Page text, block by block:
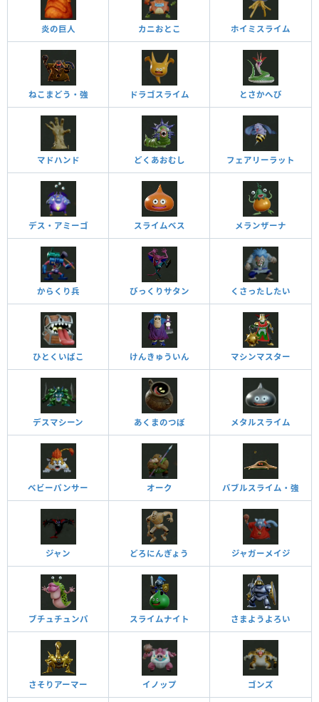
炎の巨人 カニおとこ ホイミスライム
ねこまどう・強 ドラゴスライム とさかへび
マドハンド どくあおむし フェアリーラット
デス・アミーゴ スライムベス メランザーナ
からくり兵 びっくりサタン くさったしたい
ひとくいばこ けんきゅういん マシンマスター
デスマシーン あくまのつぼ メタルスライム
ベビーパンサー オーク バブルスライム・強
ジャン どろにんぎょう ジャガーメイジ
ブチュチュンパ スライムナイト さまようよろい
さそりアーマー イノップ ゴンズ